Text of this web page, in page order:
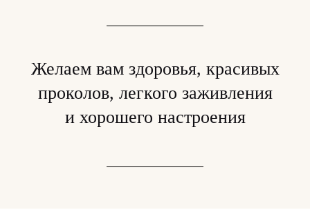
Желаем вам здоровья, красивых
проколов, легкого заживления
и хорошего настроения